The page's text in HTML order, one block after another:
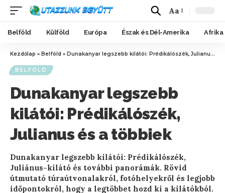
Aa
Belföld Külföld Európa Észak és Dél-Amerika Afrika
Kezdőlap » Belföld » Dunakanyar legszebb kilátói: Prédikálószék, Julianus és a többiek
BELFÖLD
Dunakanyar legszebb
kilátói: Prédikálószék,
Julianus és a többiek
Dunakanyar legszebb kilátói: Prédikálószék,
Juliánus-kilátó és további panorámák. Rövid
útmutató túraútvonalakról, fotóhelyekről és legjobb
időpontokról, hogy a legtöbbet hozd ki a kilátókból.